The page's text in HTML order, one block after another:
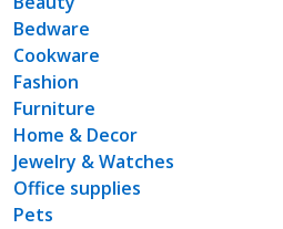
Bedware
Cookware
Fashion
Furniture
Home & Decor
Jewelry & Watches
Office supplies
Pets